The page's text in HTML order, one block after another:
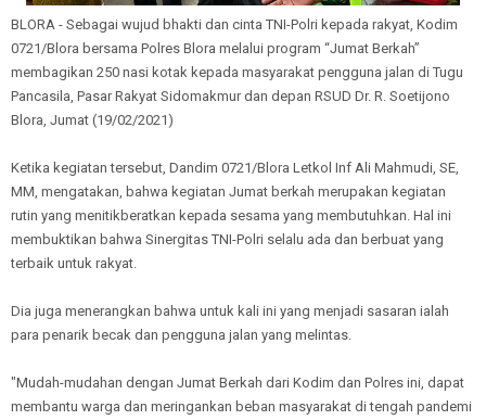
BLORA - Sebagai wujud bhakti dan cinta TNI-Polri kepada rakyat, Kodim
0721/Blora bersama Polres Blora melalui program “Jumat Berkah”
membagikan 250 nasi kotak kepada masyarakat pengguna jalan di Tugu
Pancasila, Pasar Rakyat Sidomakmur dan depan RSUD Dr. R. Soetijono
Blora, Jumat (19/02/2021)
Ketika kegiatan tersebut, Dandim 0721/Blora Letkol Inf Ali Mahmudi, SE,
MM, mengatakan, bahwa kegiatan Jumat berkah merupakan kegiatan
rutin yang menitikberatkan kepada sesama yang membutuhkan. Hal ini
membuktikan bahwa Sinergitas TNI-Polri selalu ada dan berbuat yang
terbaik untuk rakyat.
Dia juga menerangkan bahwa untuk kali ini yang menjadi sasaran ialah
para penarik becak dan pengguna jalan yang melintas.
"Mudah-mudahan dengan Jumat Berkah dari Kodim dan Polres ini, dapat
membantu warga dan meringankan beban masyarakat di tengah pandemi